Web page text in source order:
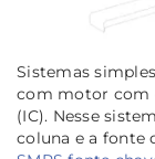
Sistemas
com motor com
(IC). Nesse
coluna e a fonte